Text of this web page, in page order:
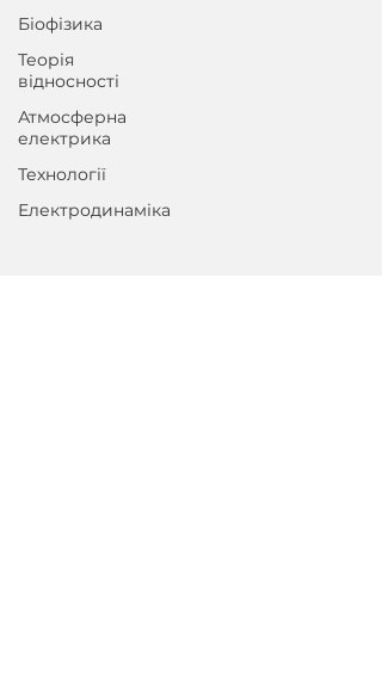
Біофізика
Теорія
відносності
Атмосферна
електрика
Технології
Електродинаміка